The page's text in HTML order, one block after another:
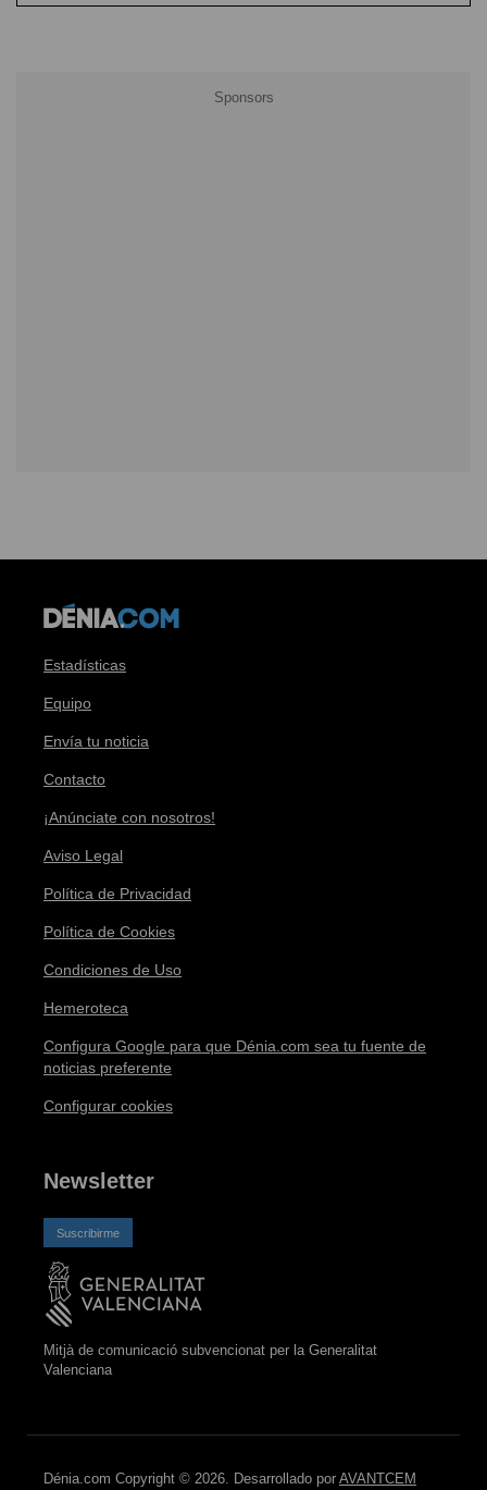
Estadísticas
Equipo
Envía tu noticia
Contacto
¡Anúnciate con nosotros!
Aviso Legal
Política de Privacidad
Política de Cookies
Condiciones de Uso
Hemeroteca
Configura Google para que Dénia.com sea tu fuente de
noticias preferente
Configurar cookies
Newsletter
Suscribirme
Mitjà de comunicació subvencionat per la Generalitat
Valenciana
Dénia.com Copyright © 2026. Desarrollado por AVANTCEM